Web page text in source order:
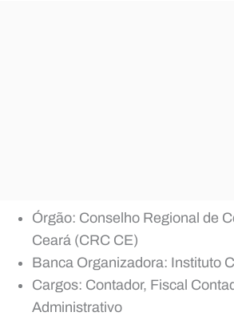
Órgão: Conselho Regional de
Ceará (CRC CE)
Banca Organizadora: Instituto
Cargos: Contador, Fiscal
Administrativo